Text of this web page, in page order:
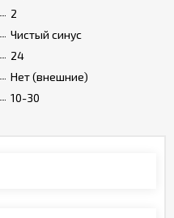
2
Чистый синус
24
Нет (внешние)
10-30